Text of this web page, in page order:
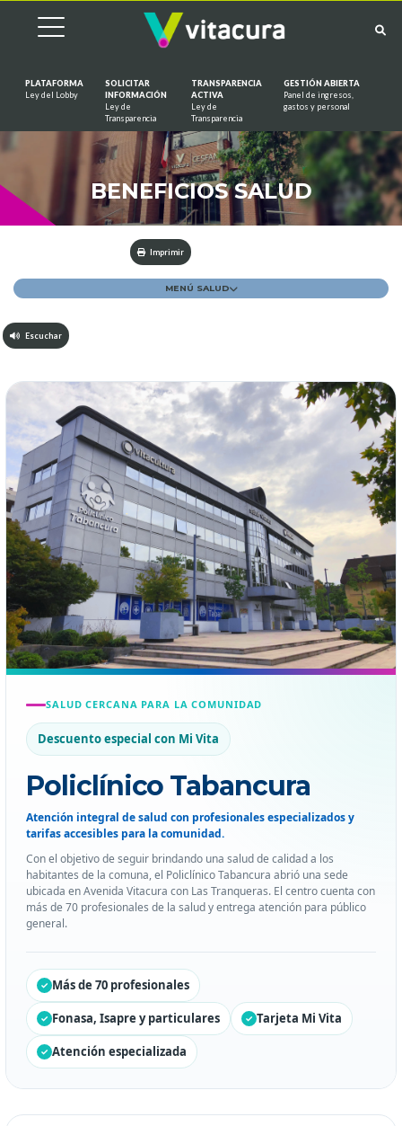
PLATAFORMA
Ley del Lobby
SOLICITAR
INFORMACIÓN
Ley de
Transparencia
TRANSPARENCIA
ACTIVA
Ley de
Transparencia
GESTIÓN ABIERTA
Panel de ingresos,
gastos y personal
BENEFICIOS SALUD
Imprimir
MENÚ SALUD
Escuchar
SALUD CERCANA PARA LA COMUNIDAD
Descuento especial con Mi Vita
Policlínico Tabancura
Atención integral de salud con profesionales especializados y
tarifas accesibles para la comunidad.
Con el objetivo de seguir brindando una salud de calidad a los
habitantes de la comuna, el Policlínico Tabancura abrió una sede
ubicada en Avenida Vitacura con Las Tranqueras. El centro cuenta con
más de 70 profesionales de la salud y entrega atención para público
general.
Más de 70 profesionales
Fonasa, Isapre y particulares Tarjeta Mi Vita
Atención especializada